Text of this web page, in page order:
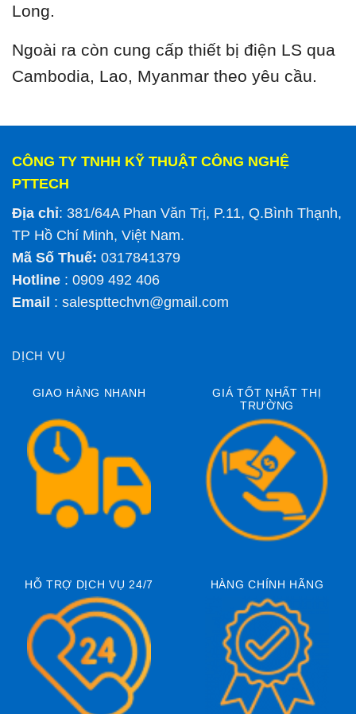
Long.
Ngoài ra còn cung cấp thiết bị điện LS qua
Cambodia, Lao, Myanmar theo yêu cầu.
CÔNG TY TNHH KỸ THUẬT CÔNG NGHỆ
PTTECH
Địa chỉ: 381/64A Phan Văn Trị, P.11, Q.Bình Thạnh,
TP Hồ Chí Minh, Việt Nam.
Mã Số Thuế: 0317841379
Hotline : 0909 492 406
Email : salespttechvn@gmail.com
DỊCH VỤ
GIAO HÀNG NHANH
GIÁ TỐT NHẤT THỊ
TRƯỜNG
HỖ TRỢ DỊCH VỤ 24/7 HÀNG CHÍNH HÃNG